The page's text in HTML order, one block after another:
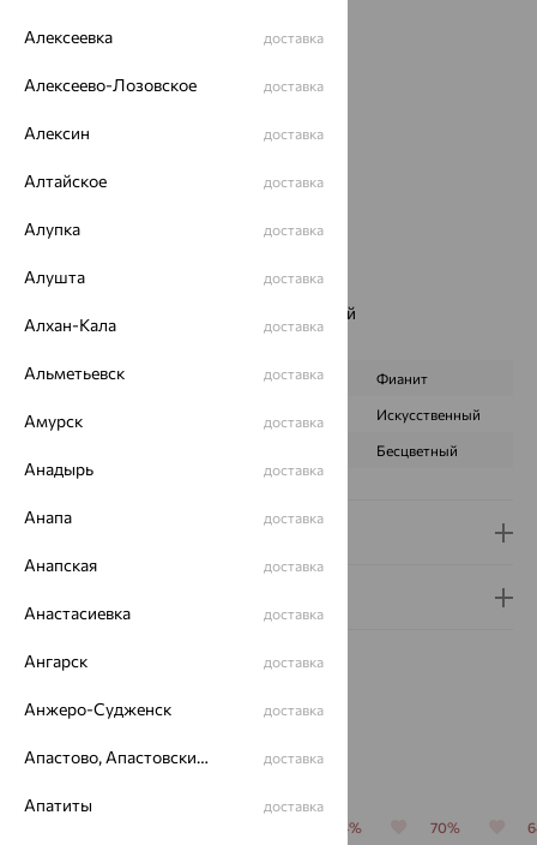
Вес:3.89 — 4.08
Проба:925
Вставка:
Вид покрытия:
Бренд:INTALIA
Вес металла:
Фиолетовый
ВИД КАМНЯ Аметист Фианит
Искусственный
Бесцветный
Похожие изделия
64% 70%
Алексеевка доставка
Алексеево-Лозовское доставка
Алексин доставка
Алтайское доставка
Алупка доставка
Алушта доставка
Алхан-Кала доставка
Альметьевск доставка
Амурск доставка
Анадырь доставка
Анапа доставка
Анапская доставка
Анастасиевка доставка
Ангарск доставка
Анжеро-Судженск доставка
Апастово, Апастовский район доставка
Апатиты доставка